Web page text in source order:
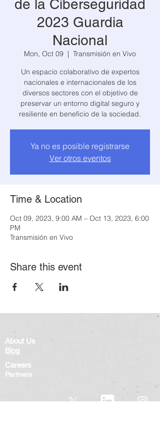
de la Ciberseguridad
2023 Guardia
Nacional
Mon, Oct 09
  |
Transmisión en Vivo
Un espacio colaborativo de expertos
nacionales e internacionales de los
diversos sectores con el objetivo de
preservar un entorno digital seguro y
resiliente en beneficio de la sociedad.
Ya no es posible registrarse
Ver otros eventos
Time & Location
Oct 09, 2023, 9:00 AM – Oct 13, 2023, 6:00
PM
Transmisión en Vivo
Share this event
About Us
Blog
Careers
Partners